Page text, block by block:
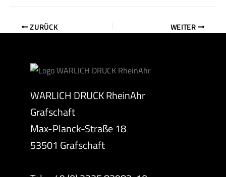
ZURÜCK WEITER
WARLICH DRUCK RheinAhr
Grafschaft
Max-Planck-Straße 18
53501 Grafschaft